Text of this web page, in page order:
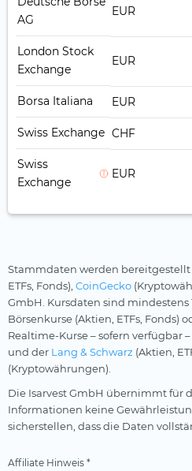
AG
EUR
London Stock
Exchange
EUR
Borsa Italiana EUR
Swiss Exchange CHF
Swiss
Exchange
EUR
Stammdaten werden bereitgestellt
ETFs, Fonds), CoinGecko
GmbH. Kursdaten sind
Börsenkurse (Aktien, ETFs, Fonds)
Realtime-Kurse – sofern verfügbar
und der Lang & Schwarz (Aktien,
(Kryptowährungen).
Die Isarvest GmbH übernimmt für
Informationen keine
sicherstellen, dass die Daten
Affiliate Hinweis *